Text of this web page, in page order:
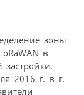
зоны
в
2016 г. в г.